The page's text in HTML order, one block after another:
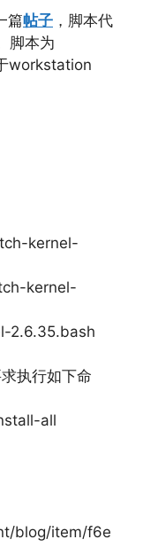
篇帖子 ，脚本代
脚本为
workstation
kernel-
kernel-
2.6.35.bash
执行如下命
all
blog/item/f6e